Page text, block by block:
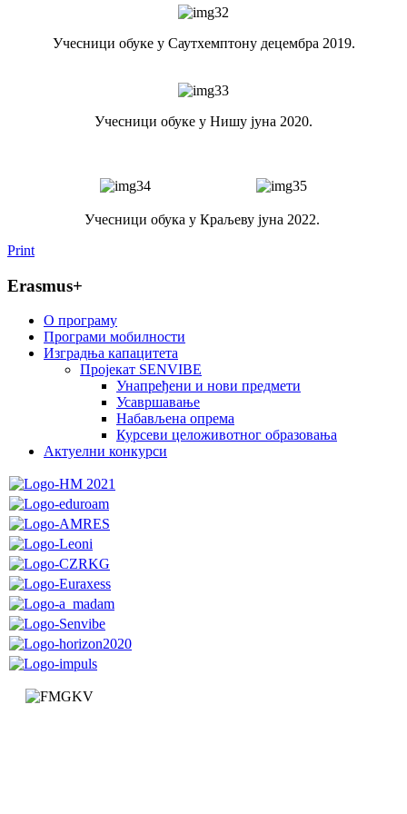
Учесници обуке у Саутхемптону децембра 2019.
Учесници обуке у Нишу јуна 2020.
Учесници обука у Краљеву јуна 2022.
Print
Erasmus+
O програму
Програми мобилности
Изградња капацитета
Пројекат SENVIBE
Унапређени и нови предмети
Усавршавање
Набављена опрема
Курсеви целоживотног образовања
Актуелни конкурси